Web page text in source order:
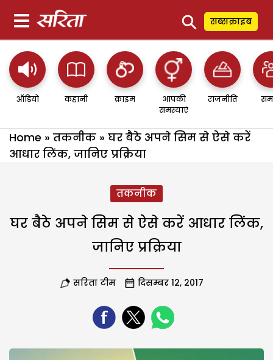
⚲ सब्सक्राइब
ऑडियो कहानी क्राइम
आपकी
समस्याएं
राजनीति
Home » तकनीक » घर बैठे अपने सिम से ऐसे करें
आधार लिंक, जानिए प्रक्रिया
तकनीक
घर बैठे अपने सिम से ऐसे करें आधार लिंक,
जानिए प्रक्रिया
सरिता टीम दिसम्बर 12, 2017